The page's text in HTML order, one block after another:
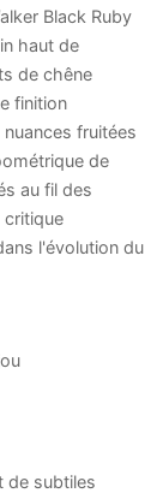
Black Ruby
haut de
de chêne
finition
fruitées
de
au fil des
critique
l'évolution du
de subtiles